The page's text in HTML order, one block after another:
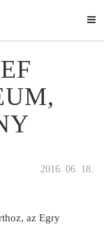
2016. 06. 18.
az Egry